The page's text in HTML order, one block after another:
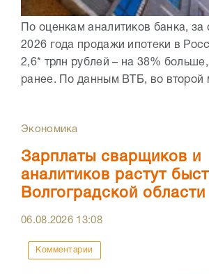
По оценкам аналитиков банка,
2026 года продажи ипотеки в
2,6* трлн рублей – на 38%
ранее. По данным ВТБ, во второй
Экономика
Зарплаты сварщиков и
аналитиков растут
Волгоградской области
06.08.2026 13:08
Комментарии